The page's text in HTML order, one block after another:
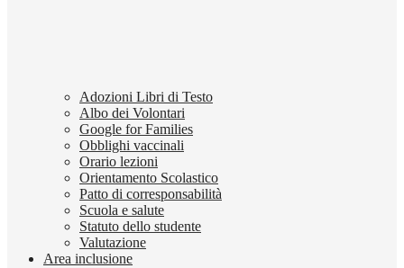
Adozioni Libri di Testo
Albo dei Volontari
Google for Families
Obblighi vaccinali
Orario lezioni
Orientamento Scolastico
Patto di corresponsabilità
Scuola e salute
Statuto dello studente
Valutazione
Area inclusione